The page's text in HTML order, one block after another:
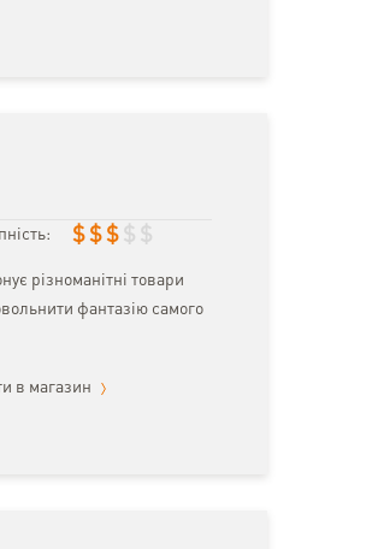
$ $ $ $ $
різноманітні товари
фантазію самого
в магазин